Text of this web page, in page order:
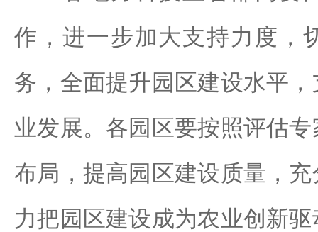
作，进一步加大支持力度，
务，全面提升园区建设水平
业发展。各园区要按照评估
布局，提高园区建设质量，
力把园区建设成为农业创新